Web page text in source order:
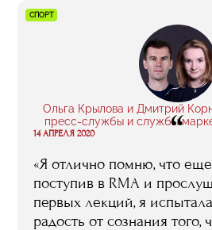
аспекты, нормы
брендинг и еще много
мы прошли комплексный
хочет развиваться в фуд-
СПОРТ
Ольга Крылова и Дмитрий
пресс-службы и службы“
14 АПРЕЛЯ 2020
«Я отлично помню, что
поступив в RMA и
первых лекций, я
радость от сознания того,